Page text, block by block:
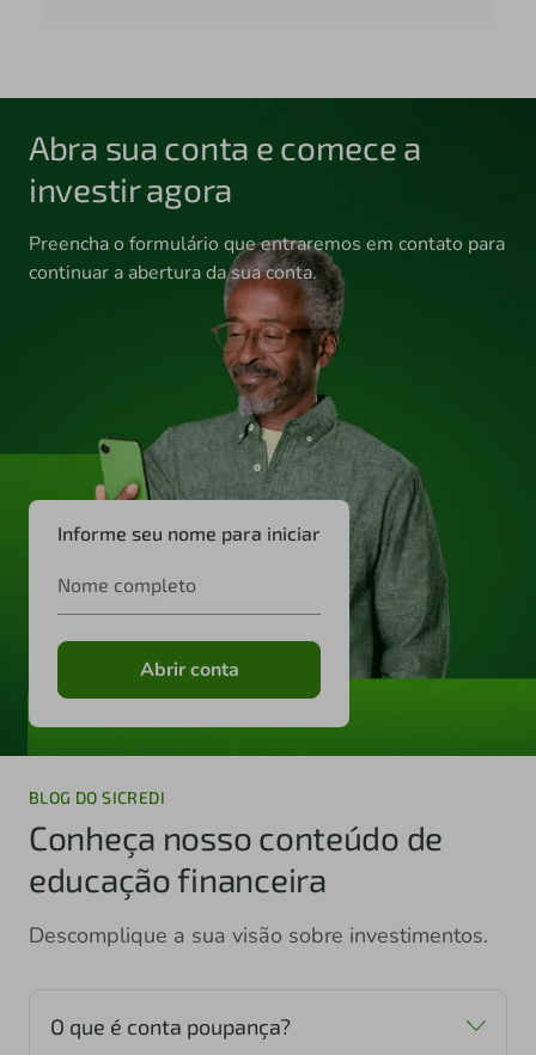
Abra sua conta e comece a
investir agora
Preencha o formulário que entraremos em contato para
continuar a abertura da sua conta.
Informe seu nome para iniciar
Nome completo
Abrir conta
BLOG DO SICREDI
Conheça nosso conteúdo de
educação financeira
Descomplique a sua visão sobre investimentos.
O que é conta poupança?